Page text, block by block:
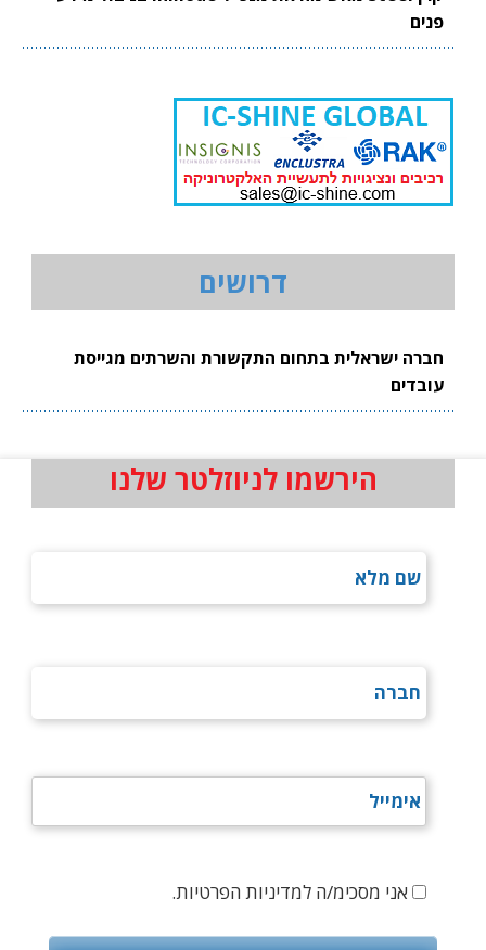
פנים
דרושים
חברה ישראלית בתחום התקשורת והשרתים מגייסת
עובדים
הירשמו לניוזלטר שלנו
אני מסכימ/ה למדיניות הפרטיות.